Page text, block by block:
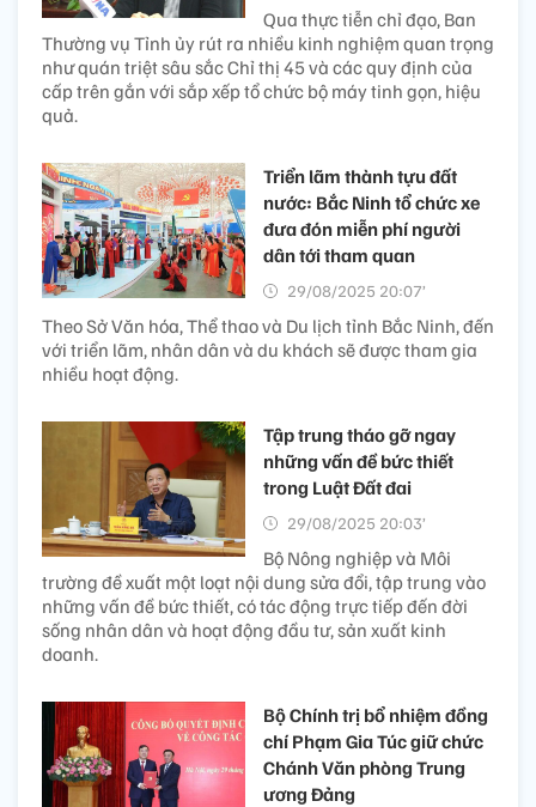
Qua thực tiễn chỉ đạo, Ban
Thường vụ Tỉnh ủy rút ra nhiều kinh nghiệm quan trọng
như quán triệt sâu sắc Chỉ thị 45 và các quy định của
cấp trên gắn với sắp xếp tổ chức bộ máy tinh gọn, hiệu
quả.
Triển lãm thành tựu đất
nước: Bắc Ninh tổ chức xe
đưa đón miễn phí người
dân tới tham quan
29/08/2025 20:07’
Theo Sở Văn hóa, Thể thao và Du lịch tỉnh Bắc Ninh, đến
với triển lãm, nhân dân và du khách sẽ được tham gia
nhiều hoạt động.
Tập trung tháo gỡ ngay
những vấn đề bức thiết
trong Luật Đất đai
29/08/2025 20:03’
Bộ Nông nghiệp và Môi
trường đề xuất một loạt nội dung sửa đổi, tập trung vào
những vấn đề bức thiết, có tác động trực tiếp đến đời
sống nhân dân và hoạt động đầu tư, sản xuất kinh
doanh.
Bộ Chính trị bổ nhiệm đồng
chí Phạm Gia Túc giữ chức
Chánh Văn phòng Trung
ương Đảng